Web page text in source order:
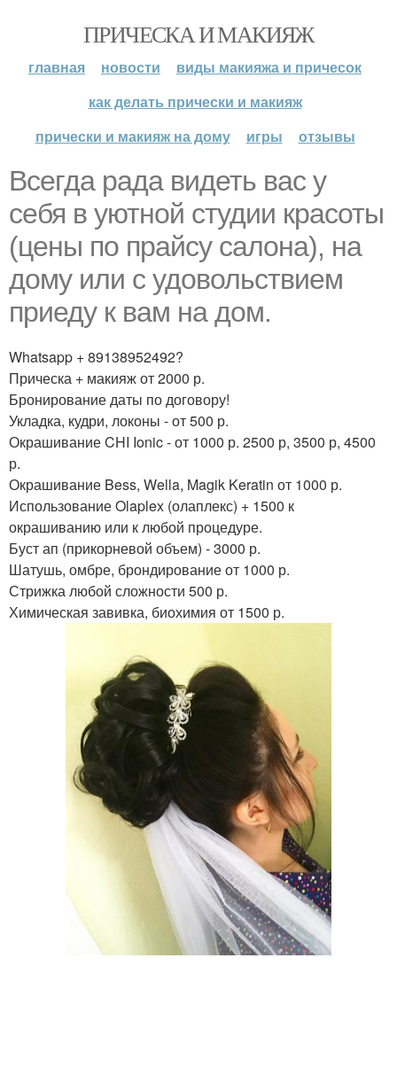
ПРИЧЕСКА И МАКИЯЖ
главная новости
виды макияжа и причесок
как делать прически и макияж
прически и макияж на дому
игры отзывы
Всегда рада видеть вас у
себя в уютной студии красоты
(цены по прайсу салона), на
дому или с удовольствием
приеду к вам на дом.
Whatsapp + 89138952492?
Прическа + макияж от 2000 р.
Бронирование даты по договору!
Укладка, кудри, локоны - от 500 р.
Окрашивание CHI Ionic - от 1000 р. 2500 р, 3500 р, 4500
р.
Окрашивание Bess, Wella, Magik Keratin от 1000 р.
Использование Olaplex (олаплекс) + 1500 к
окрашиванию или к любой процедуре.
Буст ап (прикорневой объем) - 3000 р.
Шатушь, омбре, брондирование от 1000 р.
Стрижка любой сложности 500 р.
Химическая завивка, биохимия от 1500 р.